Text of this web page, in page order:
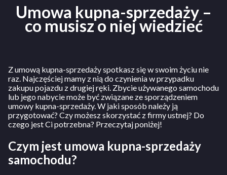
Umowa kupna-sprzedaży –
co musisz o niej wiedzieć
Z umową kupna-sprzedaży spotkasz się w swoim życiu nie
raz. Najczęściej mamy z nią do czynienia w przypadku
zakupu pojazdu z drugiej ręki. Zbycie używanego samochodu
lub jego nabycie może być związane ze sporządzeniem
umowy kupna-sprzedaży. W jaki sposób należy ją
przygotować? Czy możesz skorzystać z firmy ustnej? Do
czego jest Ci potrzebna? Przeczytaj poniżej!
Czym jest umowa kupna-sprzedaży
samochodu?